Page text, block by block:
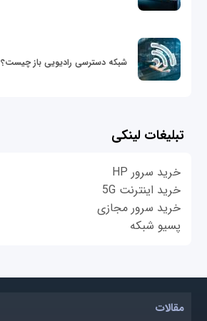
شبکه دسترسی رادیویی باز چیست؟
تبلیغات لینکی
خرید سرور HP
خرید اینترنت 5G
خرید سرور مجازی
پسیو شبکه
مقالات